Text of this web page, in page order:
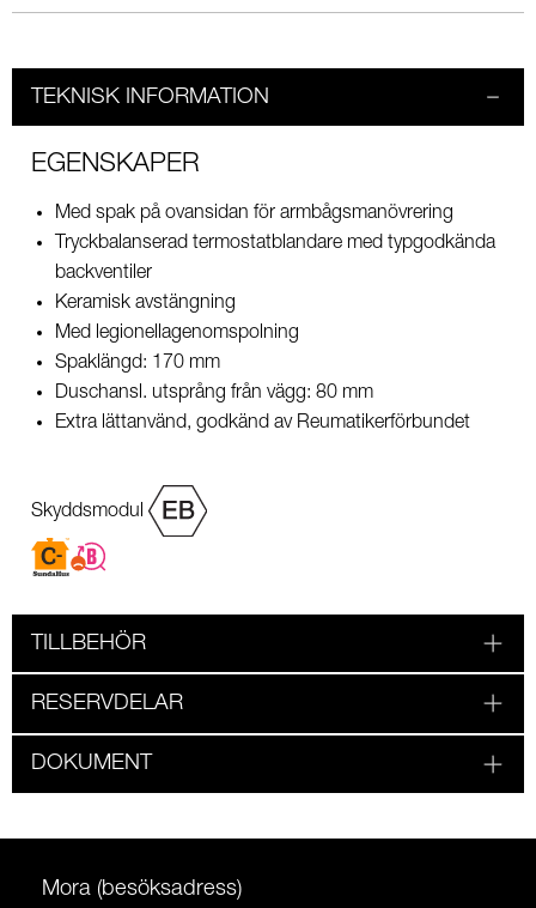
TEKNISK INFORMATION
EGENSKAPER
Med spak på ovansidan för armbågsmanövrering
Tryckbalanserad termostatblandare med typgodkända
backventiler
Keramisk avstängning
Med legionellagenomspolning
Spaklängd: 170 mm
Duschansl. utsprång från vägg: 80 mm
Extra lättanvänd, godkänd av Reumatikerförbundet
Skyddsmodul
TILLBEHÖR
RESERVDELAR
DOKUMENT
Mora (besöksadress)